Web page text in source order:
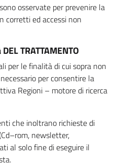
osservate per prevenire la
corretti ed accessi non
TRATTAMENTO
per le finalità di cui sopra non
per consentire la
Regioni – motore di ricerca
che inoltrano richieste di
newsletter,
al solo fine di eseguire il